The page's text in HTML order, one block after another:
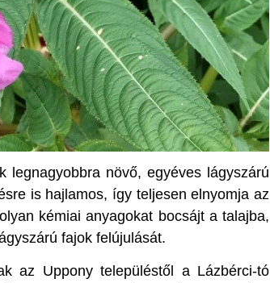
legnagyobbra növő, egyéves lágyszárú
is hajlamos, így teljesen elnyomja az
kémiai anyagokat bocsájt a talajba,
fajok felújulását.
az Uppony településtől a Lázbérci-tó